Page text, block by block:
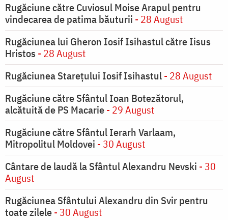
Rugăciune către Cuviosul Moise Arapul pentru
vindecarea de patima băuturii - 28 August
Rugăciunea lui Gheron Iosif Isihastul către Iisus
Hristos - 28 August
Rugăciunea Starețului Iosif Isihastul- 28 August
Rugăciune către Sfântul Ioan Botezătorul,
alcătuită de PS Macarie- 29 August
Rugăciune către Sfântul Ierarh Varlaam,
Mitropolitul Moldovei - 30 August
Cântare de laudă la Sfântul Alexandru Nevski - 30
August
Rugăciunea Sfântului Alexandru din Svir pentru
toate zilele- 30 August